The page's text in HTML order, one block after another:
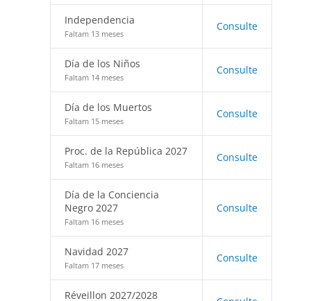
Independencia
Faltam 13 meses
Consulte
Día de los Niños
Faltam 14 meses
Consulte
Día de los Muertos
Faltam 15 meses
Consulte
Proc. de la República 2027
Faltam 16 meses
Consulte
Día de la Conciencia
Negro 2027
Faltam 16 meses
Consulte
Navidad 2027
Faltam 17 meses
Consulte
Réveillon 2027/2028